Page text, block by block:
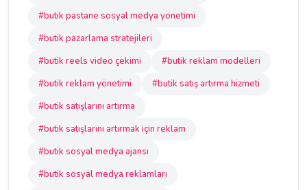
#butik pastane sosyal medya yönetimi
#butik pazarlama stratejileri
#butik reels video çekimi
#butik reklam modelleri
#butik reklam yönetimi
#butik satış artırma hizmeti
#butik satışlarını artırma
#butik satışlarını artırmak için reklam
#butik sosyal medya ajansı
#butik sosyal medya reklamları